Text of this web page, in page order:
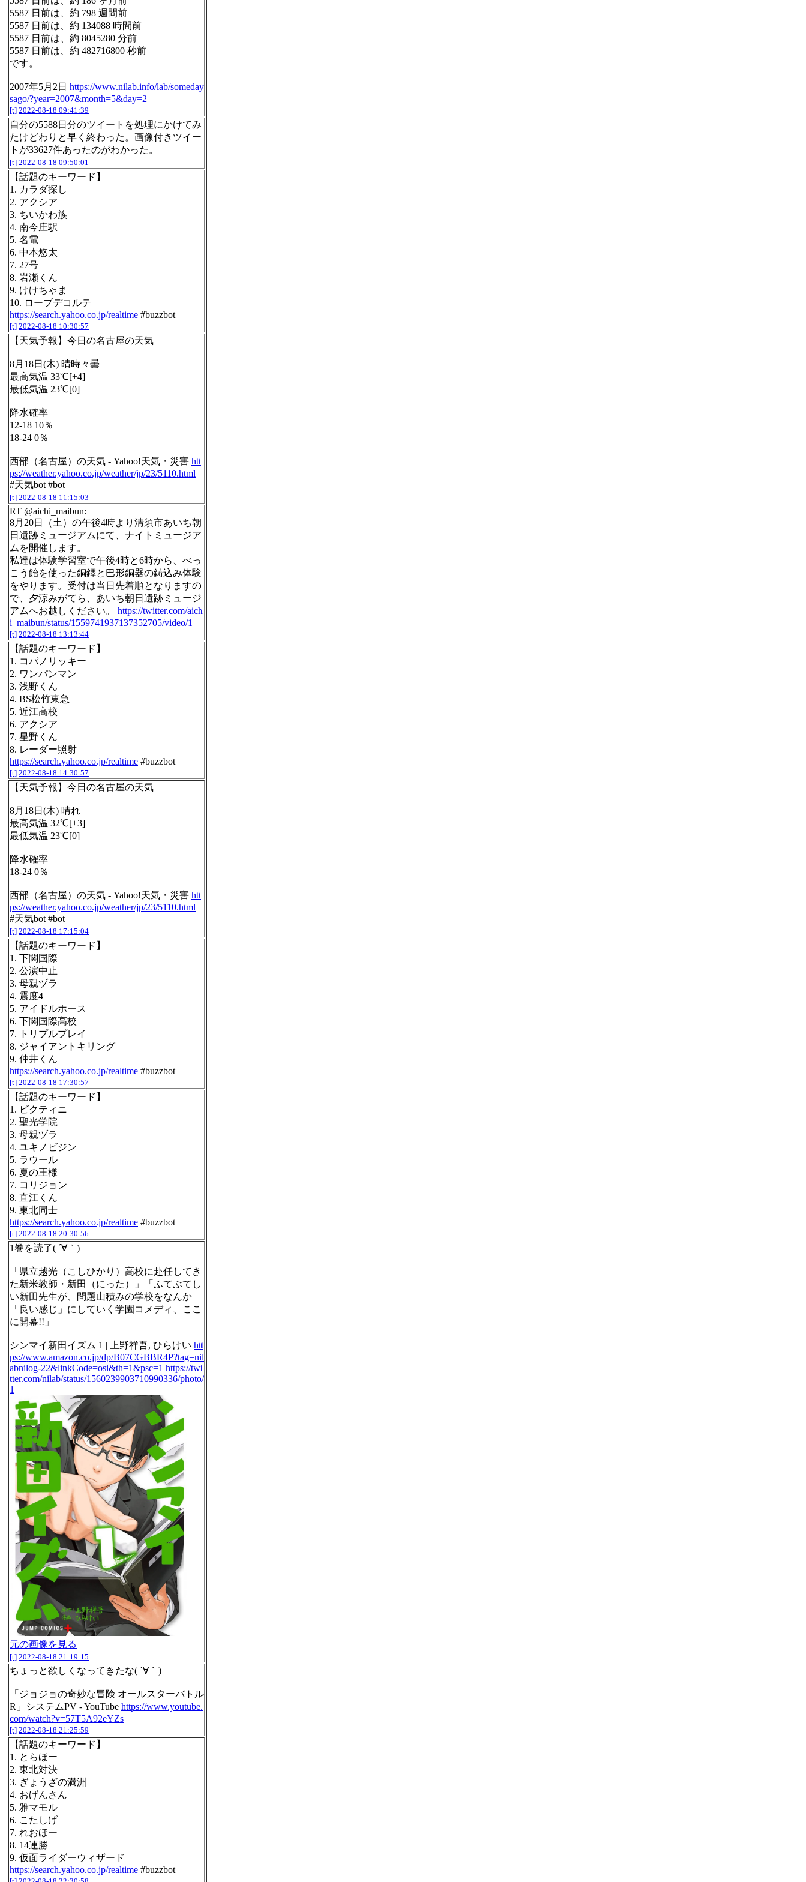
5587 日前は、約 798 週間前
5587 日前は、約 134088 時間前
5587 日前は、約 8045280 分前
5587 日前は、約 482716800 秒前
です。
2007年5月2日 https://www.nilab.info/lab/someday
sago/?year=2007&month=5&day=2
[t] 2022-08-18 09:41:39
自分の5588日分のツイートを処理にかけてみ
たけどわりと早く終わった。画像付きツイー
トが33627件あったのがわかった。
[t] 2022-08-18 09:50:01
【話題のキーワード】
1. カラダ探し
2. アクシア
3. ちいかわ族
4. 南今庄駅
5. 名電
6. 中本悠太
7. 27号
8. 岩瀬くん
9. けけちゃま
10. ローブデコルテ
https://search.yahoo.co.jp/realtime #buzzbot
[t] 2022-08-18 10:30:57
【天気予報】今日の名古屋の天気
8月18日(木) 晴時々曇
最高気温 33℃[+4]
最低気温 23℃[0]
降水確率
12-18 10％
18-24 0％
西部（名古屋）の天気 - Yahoo!天気・災害 htt
ps://weather.yahoo.co.jp/weather/jp/23/5110.html
#天気bot #bot
[t] 2022-08-18 11:15:03
RT @aichi_maibun:
8月20日（土）の午後4時より清須市あいち朝
日遺跡ミュージアムにて、ナイトミュージア
ムを開催します。
私達は体験学習室で午後4時と6時から、べっ
こう飴を使った銅鐸と巴形銅器の鋳込み体験
をやります。受付は当日先着順となりますの
で、夕涼みがてら、あいち朝日遺跡ミュージ
アムへお越しください。 https://twitter.com/aich
i_maibun/status/1559741937137352705/video/1
[t] 2022-08-18 13:13:44
【話題のキーワード】
1. コパノリッキー
2. ワンパンマン
3. 浅野くん
4. BS松竹東急
5. 近江高校
6. アクシア
7. 星野くん
8. レーダー照射
https://search.yahoo.co.jp/realtime #buzzbot
[t] 2022-08-18 14:30:57
【天気予報】今日の名古屋の天気
8月18日(木) 晴れ
最高気温 32℃[+3]
最低気温 23℃[0]
降水確率
18-24 0％
西部（名古屋）の天気 - Yahoo!天気・災害 htt
ps://weather.yahoo.co.jp/weather/jp/23/5110.html
#天気bot #bot
[t] 2022-08-18 17:15:04
【話題のキーワード】
1. 下関国際
2. 公演中止
3. 母親ヅラ
4. 震度4
5. アイドルホース
6. 下関国際高校
7. トリプルプレイ
8. ジャイアントキリング
9. 仲井くん
https://search.yahoo.co.jp/realtime #buzzbot
[t] 2022-08-18 17:30:57
【話題のキーワード】
1. ビクティニ
2. 聖光学院
3. 母親ヅラ
4. ユキノビジン
5. ラウール
6. 夏の王様
7. コリジョン
8. 直江くん
9. 東北同士
https://search.yahoo.co.jp/realtime #buzzbot
[t] 2022-08-18 20:30:56
1巻を読了( ´∀｀)
「県立越光（こしひかり）高校に赴任してき
た新米教師・新田（にった）」「ふてぶてし
い新田先生が、問題山積みの学校をなんか
「良い感じ」にしていく学園コメディ、ここ
に開幕!!」
シンマイ新田イズム 1 | 上野祥吾, ひらけい htt
ps://www.amazon.co.jp/dp/B07CGBBR4P?tag=nil
abnilog-22&linkCode=osi&th=1&psc=1 https://twi
tter.com/nilab/status/1560239903710990336/photo/
1
元の画像を見る
[t] 2022-08-18 21:19:15
ちょっと欲しくなってきたな( ´∀｀)
「ジョジョの奇妙な冒険 オールスターバトル
R」システムPV - YouTube https://www.youtube.
com/watch?v=57T5A92eYZs
[t] 2022-08-18 21:25:59
【話題のキーワード】
1. とらほー
2. 東北対決
3. ぎょうざの満洲
4. おげんさん
5. 雅マモル
6. こたしげ
7. れおほー
8. 14連勝
9. 仮面ライダーウィザード
https://search.yahoo.co.jp/realtime #buzzbot